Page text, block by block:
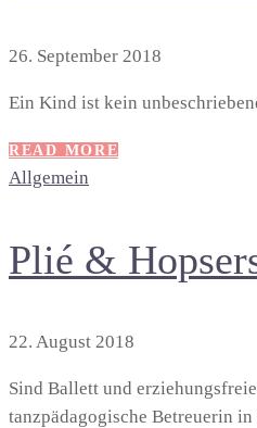
26. September 2018
Ein Kind ist kein
READ MORE
Allgemein
Plié &
22. August 2018
Sind Ballett und
tanzpädagogische Betreuerin